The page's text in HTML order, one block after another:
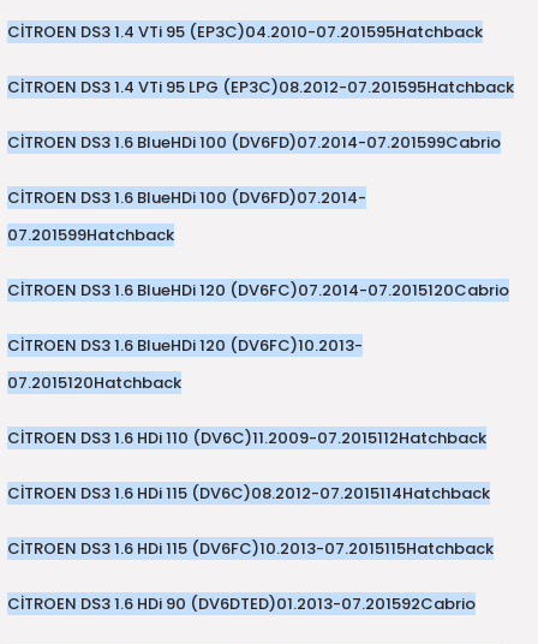
CİTROEN DS3 1.4 VTi 95 (EP3C)04.2010-07.201595Hatchback
CİTROEN DS3 1.4 VTi 95 LPG (EP3C)08.2012-07.201595Hatchback
CİTROEN DS3 1.6 BlueHDi 100 (DV6FD)07.2014-07.201599Cabrio
CİTROEN DS3 1.6 BlueHDi 100 (DV6FD)07.2014-
07.201599Hatchback
CİTROEN DS3 1.6 BlueHDi 120 (DV6FC)07.2014-07.2015120Cabrio
CİTROEN DS3 1.6 BlueHDi 120 (DV6FC)10.2013-
07.2015120Hatchback
CİTROEN DS3 1.6 HDi 110 (DV6C)11.2009-07.2015112Hatchback
CİTROEN DS3 1.6 HDi 115 (DV6C)08.2012-07.2015114Hatchback
CİTROEN DS3 1.6 HDi 115 (DV6FC)10.2013-07.2015115Hatchback
CİTROEN DS3 1.6 HDi 90 (DV6DTED)01.2013-07.201592Cabrio